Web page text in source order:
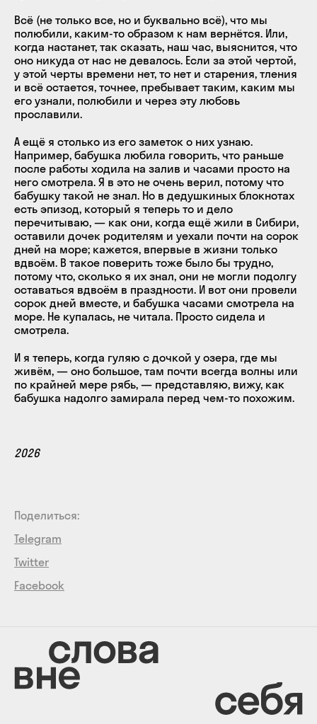
Всё (не только все, но и буквально всё), что мы
полюбили, каким-то образом к нам вернётся. Или,
когда настанет, так сказать, наш час, выяснится, что
оно никуда от нас не девалось. Если за этой чертой,
у этой черты времени нет, то нет и старения, тления
и всё остается, точнее, пребывает таким, каким мы
его узнали, полюбили и через эту любовь
прославили.
А ещё я столько из его заметок о них узнаю.
Например, бабушка любила говорить, что раньше
после работы ходила на залив и часами просто на
него смотрела. Я в это не очень верил, потому что
бабушку такой не знал. Но в дедушкиных блокнотах
есть эпизод, который я теперь то и дело
перечитываю, — как они, когда ещё жили в Сибири,
оставили дочек родителям и уехали почти на сорок
дней на море; кажется, впервые в жизни только
вдвоём. В такое поверить тоже было бы трудно,
потому что, сколько я их знал, они не могли подолгу
оставаться вдвоём в праздности. И вот они провели
сорок дней вместе, и бабушка часами смотрела на
море. Не купалась, не читала. Просто сидела и
смотрела.
И я теперь, когда гуляю с дочкой у озера, где мы
живём, — оно большое, там почти всегда волны или
по крайней мере рябь, — представляю, вижу, как
бабушка надолго замирала перед чем-то похожим.
2026
Поделиться:
Telegram
Twitter
Facebook